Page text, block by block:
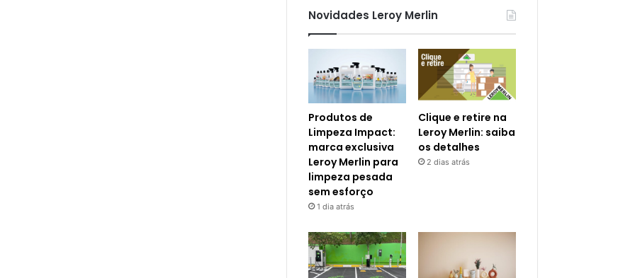
Novidades Leroy Merlin
Produtos de
Limpeza Impact:
marca exclusiva
Leroy Merlin para
limpeza pesada
sem esforço
1 dia atrás
Clique e retire na
Leroy Merlin: saiba
os detalhes
2 dias atrás